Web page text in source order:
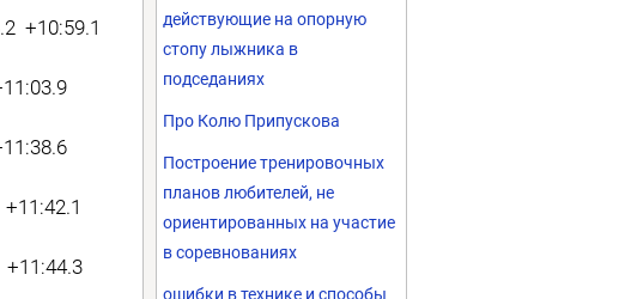
+10:59.1
действующие на опорную
стопу лыжника в
подседаниях
Про Колю Припускова
Построение тренировочных
планов любителей, не
ориентированных на участие
в соревнованиях
ошибки в технике и способы